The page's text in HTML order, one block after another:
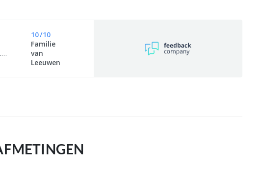
10/10
Familie
van
Leeuwen